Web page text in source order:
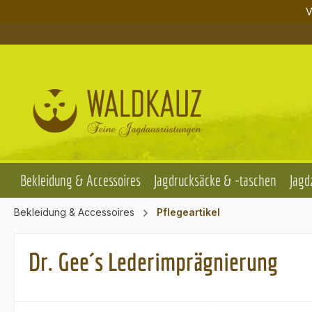
Bekleidung & Accessoires Jagdrucksäcke & -taschen
Bekleidung & Accessoires Pflegeartikel
Dr. Gee´s Lederimprägnierung